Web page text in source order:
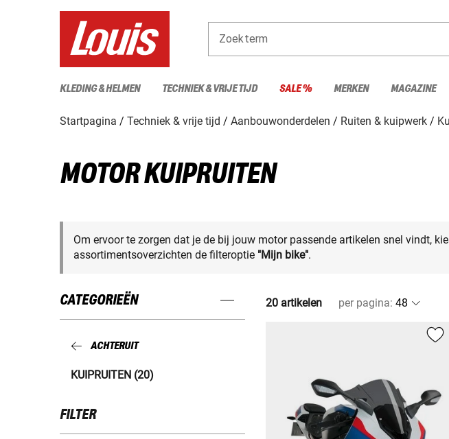
Zoekterm
KLEDING & HELMEN TECHNIEK & VRIJE TIJD SALE % MERKEN MAGAZINE
Startpagina Techniek & vrije tijd Aanbouwonderdelen Ruiten & kuipwerk
MOTOR KUIPRUITEN
Om ervoor te zorgen dat je de bij jouw motor passende artikelen snel vindt,
assortimentsoverzichten de filteroptie "Mijn bike".
CATEGORIEËN
ACHTERUIT
KUIPRUITEN (20)
FILTER
20 artikelen per pagina: